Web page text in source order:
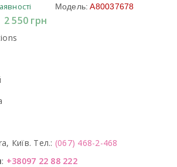
Модель: A80037678
2 550 грн
Київ. Тел.: (067) 468-2-468
: +38097 22 88 222